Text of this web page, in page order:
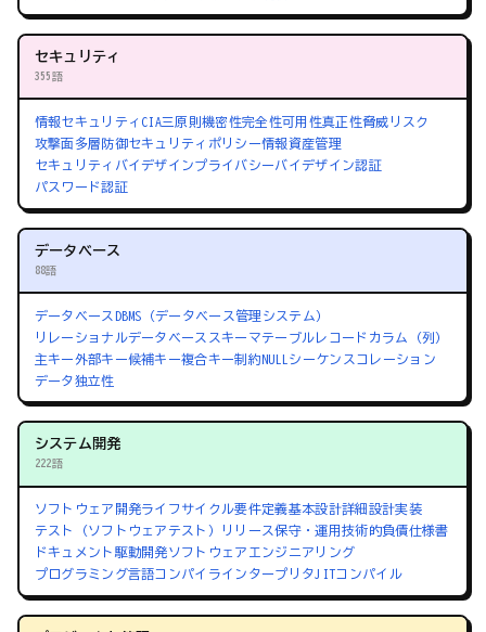
セキュリティ
355語
情報セキュリティ CIA三原則機密性完全性可用性真正性脅威 リスク
攻撃面多層防御セキュリティポリシー情報資産管理
セキュリティバイデザインプライバシーバイデザイン認証
パスワード認証
データベース
88語
データベース DBMS（データベース管理システム）
リレーショナルデータベース スキーマテーブルレコード カラム（列）
主キー外部キー候補キー複合キー制約NULL シーケンス コレーション
データ独立性
システム開発
222語
ソフトウェア開発ライフサイクル要件定義基本設計詳細設計実装
テスト（ソフトウェアテスト）
リリース保守・運用 技術的負債仕様書
ドキュメント駆動開発ソフトウェアエンジニアリング
プログラミング言語コンパイラインタープリタ JITコンパイル